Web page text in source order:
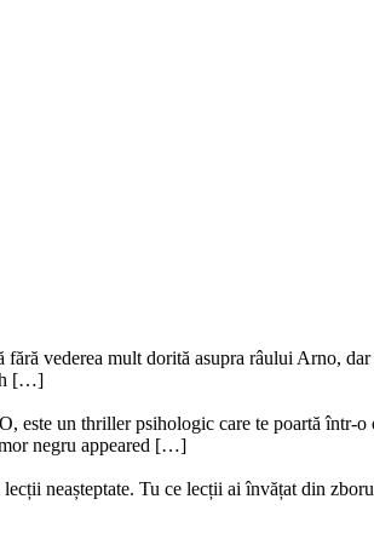
vederea mult dorită asupra râului Arno,
[…]
un thriller psihologic care te poartă într-o
negru appeared […]
neașteptate. Tu ce lecții ai învățat din